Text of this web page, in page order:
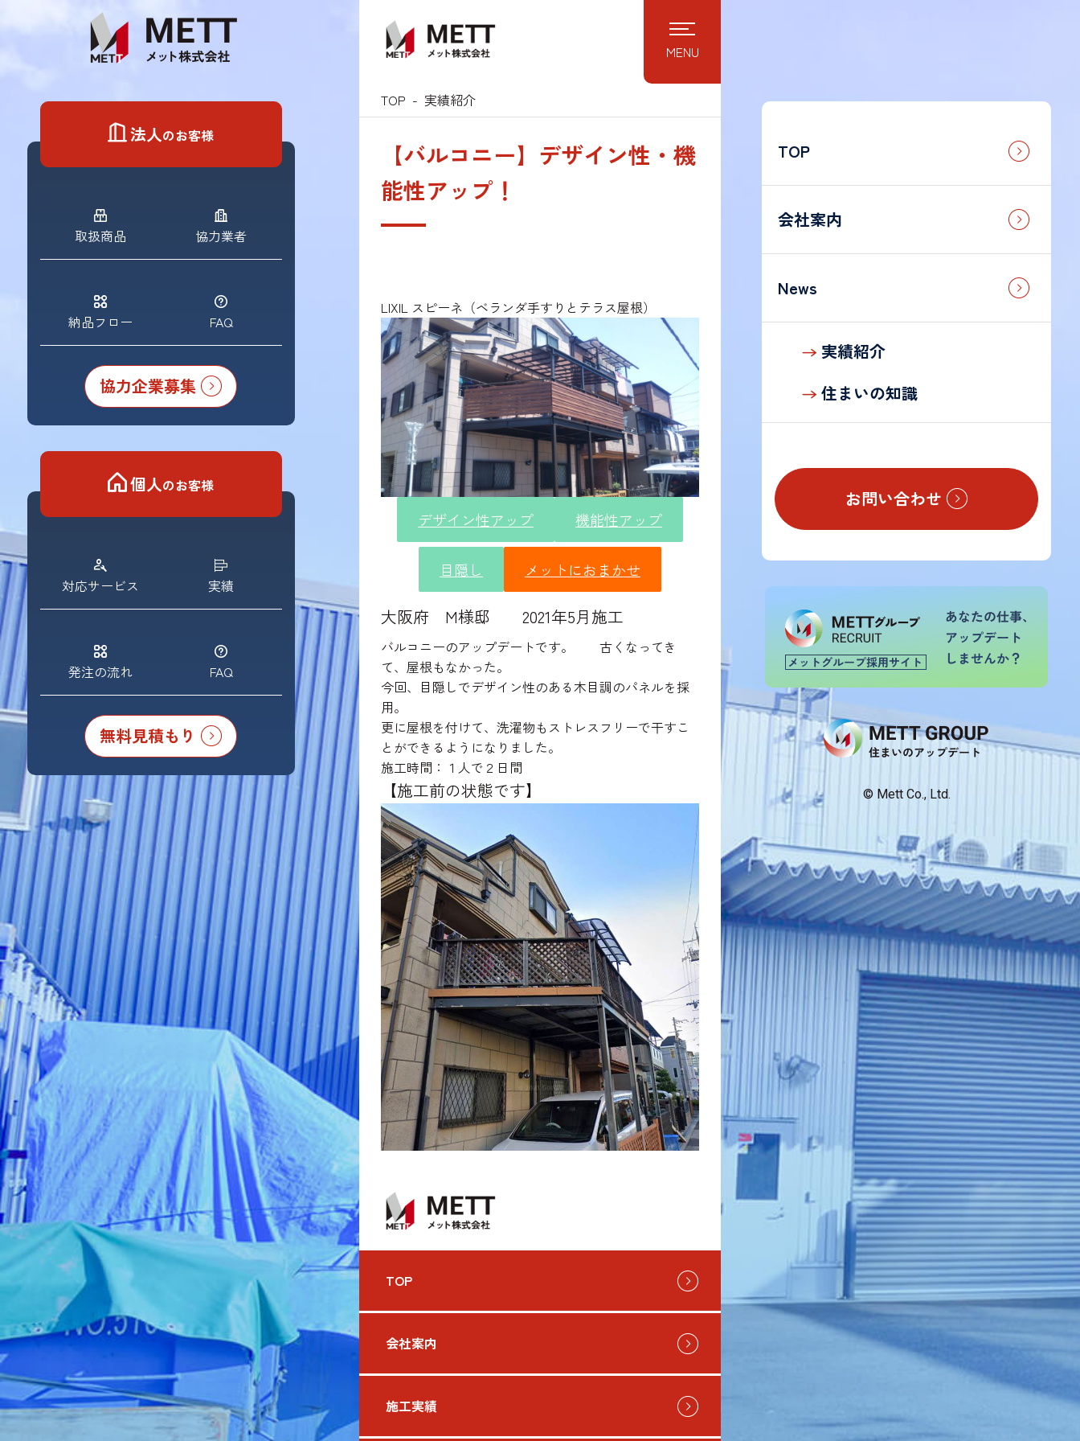
to
法人のお客様
取扱商品 協力業者
納品フロー FAQ
協力企業募集
個人のお客様
対応サービス 実績
発注の流れ FAQ
無料見積もり
TOP
会社案内
News
実績紹介
住まいの知識
お問い合わせ
© Mett Co., Ltd.
MENU
News
実
績
紹
介
住
ま
い
の
知
お問い合わせ
TOP 実績紹介
【バルコニー】デザイン性・機
能性アップ！
LIXIL スピーネ（ベランダ手すりとテラス屋根）
デザイン性アップ 機能性アップ
目隠し メットにおまかせ
大阪府 M様邸 2021年5月施工
バルコニーのアップデートです。 古くなってき
て、屋根もなかった。
今回、目隠しでデザイン性のある木目調のパネルを採
用。
更に屋根を付けて、洗濯物もストレスフリーで干すこ
とができるようになりました。
施工時間：１人で２日間
【施工前の状態です】
TOP
会社案内
施工実績